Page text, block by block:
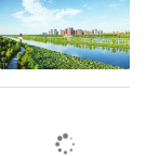
动消费
装产品3.27
亿元，
居民智